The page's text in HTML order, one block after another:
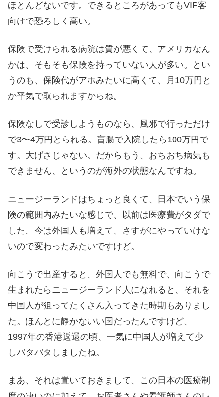
ほとんどないです。できるところがあってもVIP客
向けで恐ろしく高い。
保険で受けられる病院は質が悪くて、アメリカなん
かは、そもそも保険を持っていない人が多い。とい
うのも、保険代がアホみたいに高くて、月10万円と
か平気で取られますからね。
保険なしで受診しようものなら、風邪で行っただけ
で3〜4万円とられる。盲腸で入院したら100万円で
す。大げさじゃない。だからもう、おちおち病気も
できません、というのが海外の状態なんですね。
ニュージーランドはちょっと良くて、日本でいう保
険の範囲内みたいな感じで、以前は医療費がタダで
した。今は外国人も増えて、さすがにやっていけな
いので変わったみたいですけど。
向こうで出産すると、外国人でも無料で、向こうで
生まれたらニュージーランド人になれると、それを
中国人が狙ってたくさん入ってきた時期もありまし
た。ほんとに静かないい国だったんですけど、
1997年の香港返還の頃、一気に中国人が増えて少
しバタバタしましたね。
まあ、それは置いておきまして、この日本の医療制